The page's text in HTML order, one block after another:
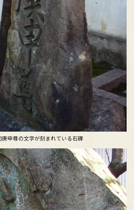
庚申尊の文字が刻まれている石碑